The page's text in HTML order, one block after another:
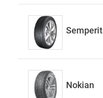
Semperit
Nokian